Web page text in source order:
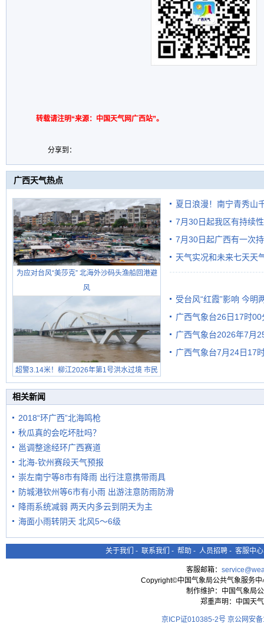
转载请注明“来源：中国天气网广西站”。
分享到：
广西天气热点
为应对台风“美莎克” 北海外沙码头渔船回港避
风
超警3.14米！柳江2026年第1号洪水过境 市民
在堤岸见证汛况
夏日浪漫！南宁青秀山
7月30日起我区有持续
7月30日起广西有一次
天气实况和未来七天天
受台风“红霞”影响 今明
有较强降雨
广西气象台26日17时
广西气象台2026年7月
级预警
广西气象台7月24日17
相关新闻
2018“环广西”北海鸣枪
秋瓜真的会吃坏肚吗？
邕调整途经环广西赛道
北海-钦州赛段天气预报
崇左南宁等8市有降雨 出行注意携带雨具
防城港钦州等6市有小雨 出游注意防雨防滑
降雨系统减弱 两天内多云到阴天为主
海面小雨转阴天 北风5～6级
关于我们 - 联系我们 - 帮助 - 人员招聘 - 客服中心
客服邮箱：
Copyright©中国气象局公共气象服务
制作维护：中国气象局
郑重声明：中国天
京ICP证010385-2号 京公网安